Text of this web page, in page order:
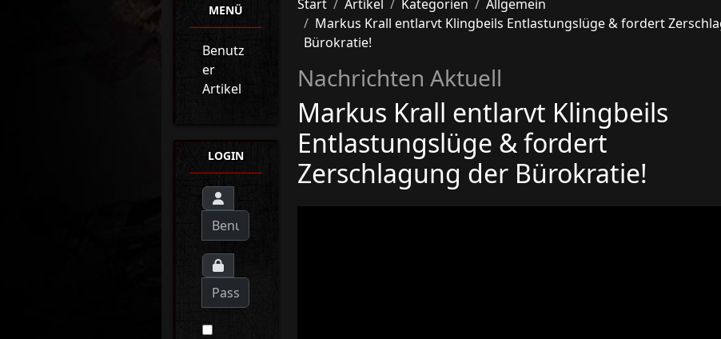
MENÜ
Benutz
er
Artikel
LOGIN
Start Artikel Kategorien
Allgemein
Markus Krall entlarvt Klingbeils Entlastungslüge & fordert
Bürokratie!
Nachrichten Aktuell
Markus Krall entlarvt Klingbeils
Entlastungslüge & fordert
Zerschlagung der Bürokratie!